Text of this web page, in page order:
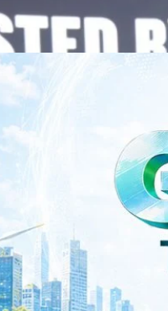
การยกระดับจากผู้จัดจำหน่าย
ตของเศรษฐกิจ AI โดยมุ่งเพิ่ม
ะดับโลก…
THE GREEN
างยั่งยืน
GREEN TRANSITION เวทีแลก
เสนอแนวทางที่สามารถนำไป
ยสาขา ผ่านประเด็นสำคัญว่า
าย Net Zero อย่างเป็นรูปธรรม
Shifting Systemพลิกโครงสร้าง
อนประเทศไทยสู่เศรษฐกิจสีเขียว
ารกระทรวงการอุดมศึกษา
ร่วมสำรวจแนวทางที่ภาคธุรกิจ
หมาย Net Zero พบกับ คุณปัณ
างบริษัท…